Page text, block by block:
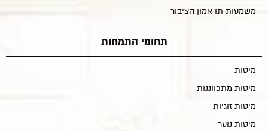
משמעות תו אמון הציבור
תחומי התמחות
מיטות
מיטות מתכווננות
מיטות זוגיות
מיטות נוער